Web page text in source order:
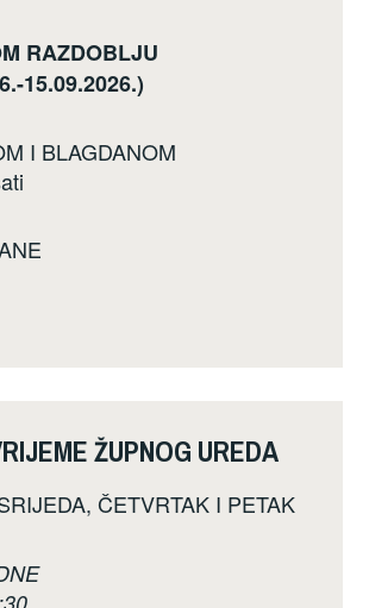
RAZDOBLJU
15.09.2026.)
I BLAGDANOM
ŽUPNOG UREDA
ČETVRTAK I PETAK